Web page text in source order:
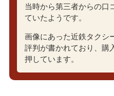
当時から第三者からの口
ていたようです。
画像にあった近鉄タクシ
評判が書かれており、購
押しています。